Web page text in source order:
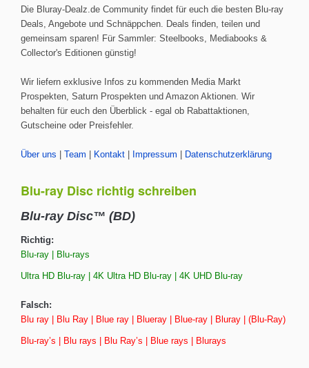
Die Bluray-Dealz.de Community findet für euch die besten Blu-ray
Deals, Angebote und Schnäppchen. Deals finden, teilen und
gemeinsam sparen! Für Sammler: Steelbooks, Mediabooks &
Collector's Editionen günstig!
Wir liefern exklusive Infos zu kommenden Media Markt
Prospekten, Saturn Prospekten und Amazon Aktionen. Wir
behalten für euch den Überblick - egal ob Rabattaktionen,
Gutscheine oder Preisfehler.
Über uns Team Kontakt Impressum Datenschutzerklärung
Blu-ray Disc richtig schreiben
Blu-ray Disc™ (BD)
Richtig:
Blu-ray | Blu-rays
Ultra HD Blu-ray | 4K Ultra HD Blu-ray | 4K UHD Blu-ray
Falsch:
Blu ray | Blu Ray | Blue ray | Blueray | Blue-ray | Bluray | (Blu-Ray)
Blu-ray’s | Blu rays | Blu Ray’s | Blue rays | Blurays